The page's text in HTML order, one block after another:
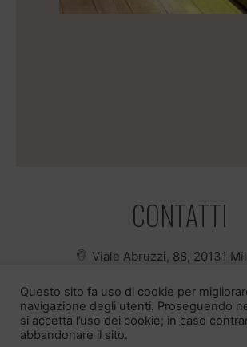
CONTATTI
Viale Abruzzi, 88, 20131
3778328425
Questo sito fa uso di cookie per
navigazione degli utenti. Proseguendo
si accetta l’uso dei cookie; in caso
abbandonare il sito.